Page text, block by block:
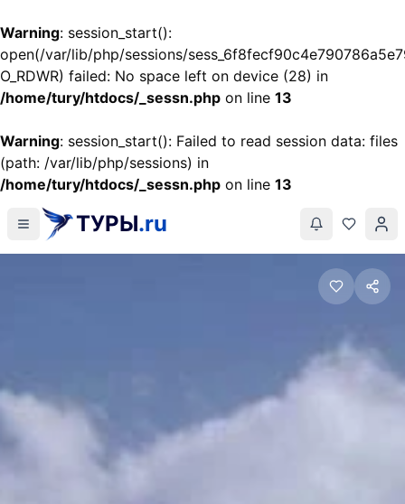
Warning: session_start():
open(/var/lib/php/sessions/
O_RDWR) failed: No space left on device (28) in
/home/tury/htdocs/_sessn.php on line 13
Warning: session_start(): Failed to read session data: files
(path: /var/lib/php/sessions) in
/home/tury/htdocs/_sessn.php on line 13
ТУРЫ.ru